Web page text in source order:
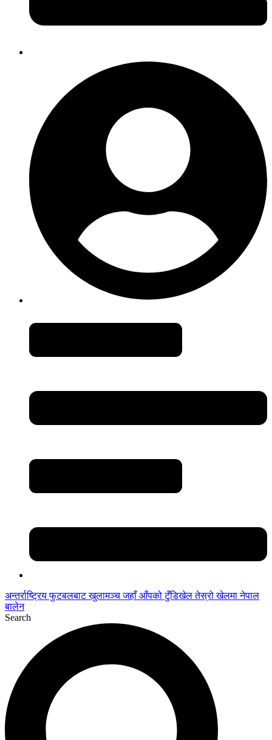
अन्तर्राष्ट्रिय फुटबलबाट खुलामञ्च जहाँ आँपको टुँडिखेल तेस्रो खेलमा नेपाल
बालेन
Search